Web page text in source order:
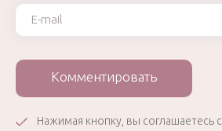
Ваш e-mail
Комментировать
Нажимая кнопку, вы соглашаетесь с